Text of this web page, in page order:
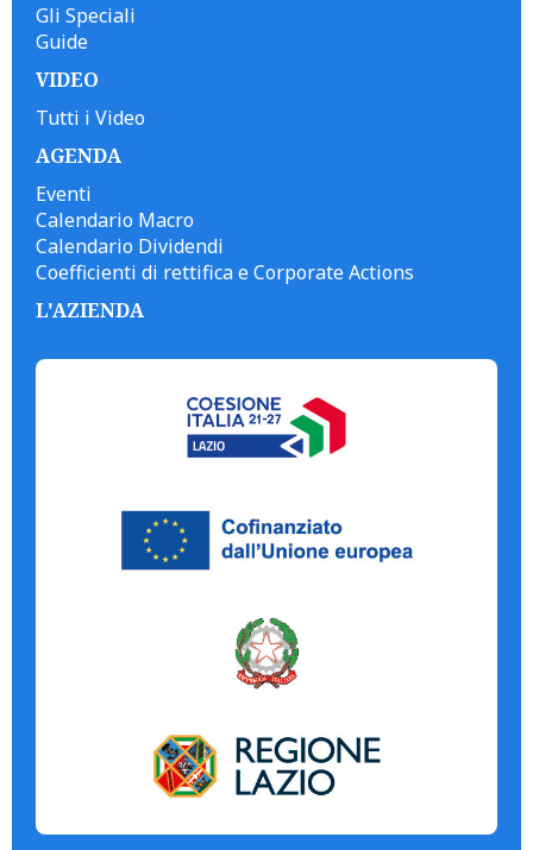
Gli Speciali
Guide
VIDEO
Tutti i Video
AGENDA
Eventi
Calendario Macro
Calendario Dividendi
Coefficienti di rettifica e Corporate Actions
L'AZIENDA